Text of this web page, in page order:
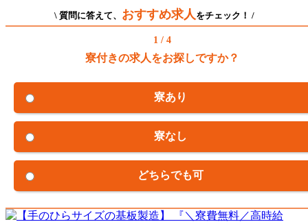
\ 質問に答えて、 おすすめ求人 をチェック！ /
1 / 4
寮付きの求人をお探しですか？
寮あり
寮なし
どちらでも可